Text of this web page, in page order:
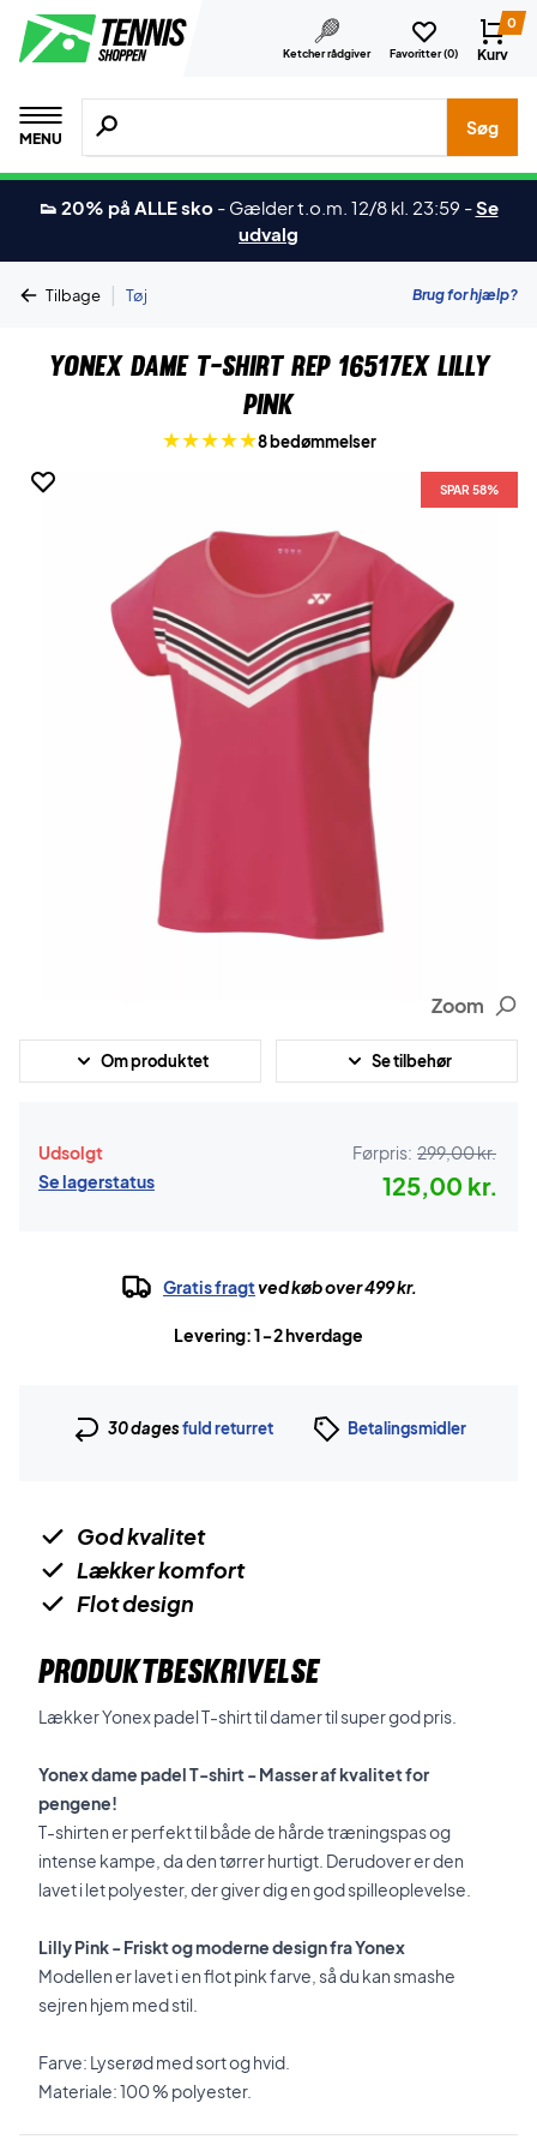
Ketcher rådgiver Favoritter (0)
0
Kurv
MENU
Søg efter produkter, mærker etc.
Søg
👟 20% på ALLE sko - Gælder t.o.m. 12/8 kl. 23:59 -Se
udvalg
Tilbage | Tøj Brug for hjælp?
Yonex Dame T-shirt Rep 16517EX Lilly
Pink
8 bedømmelser
SPAR 58%
Zoom
Om produktet Se tilbehør
Udsolgt
Se lagerstatus
Førpris: 299,00 kr.
125,00 kr.
Gratis fragtved køb over 499 kr.
Levering: 1-2 hverdage
30 dagesfuld returret Betalingsmidler
God kvalitet
Lækker komfort
Flot design
PRODUKTBESKRIVELSE
Lækker Yonex padel T-shirt til damer til super god pris.
Yonex dame padel T-shirt - Masser af kvalitet for
pengene!
T-shirten er perfekt til både de hårde træningspas og
intense kampe, da den tørrer hurtigt. Derudover er den
lavet i let polyester, der giver dig en god spilleoplevelse.
Lilly Pink - Friskt og moderne design fra Yonex
Modellen er lavet i en flot pink farve, så du kan smashe
sejren hjem med stil.
Farve: Lyserød med sort og hvid.
Materiale: 100 % polyester.